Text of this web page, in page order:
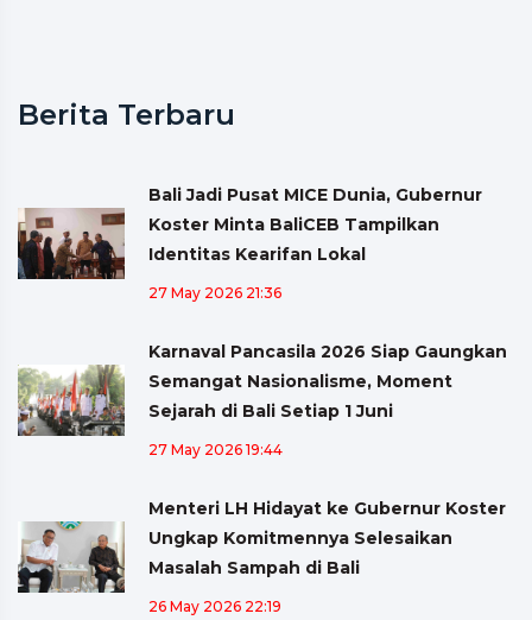
Berita Terbaru
Bali Jadi Pusat MICE Dunia, Gubernur
Koster Minta BaliCEB Tampilkan
Identitas Kearifan Lokal
27 May 2026 21:36
Karnaval Pancasila 2026 Siap Gaungkan
Semangat Nasionalisme, Moment
Sejarah di Bali Setiap 1 Juni
27 May 2026 19:44
Menteri LH Hidayat ke Gubernur Koster
Ungkap Komitmennya Selesaikan
Masalah Sampah di Bali
26 May 2026 22:19